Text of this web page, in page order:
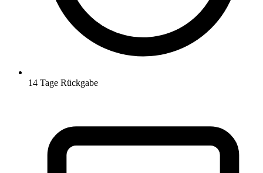
14 Tage Rückgabe